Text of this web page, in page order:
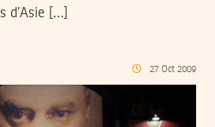
d’Asie […]
27 Oct 2009